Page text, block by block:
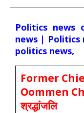
Politics
news | Politics
politics news,
Former
Oommen
श्रद्धांजलि